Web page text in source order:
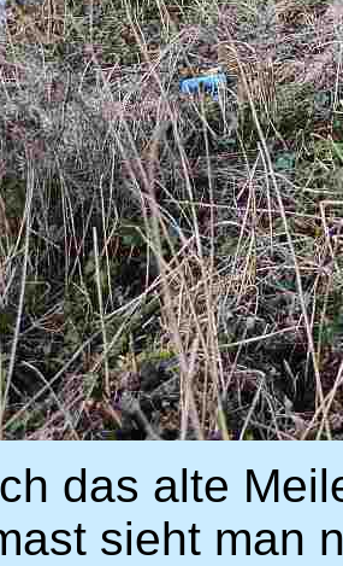
das alte
sieht man